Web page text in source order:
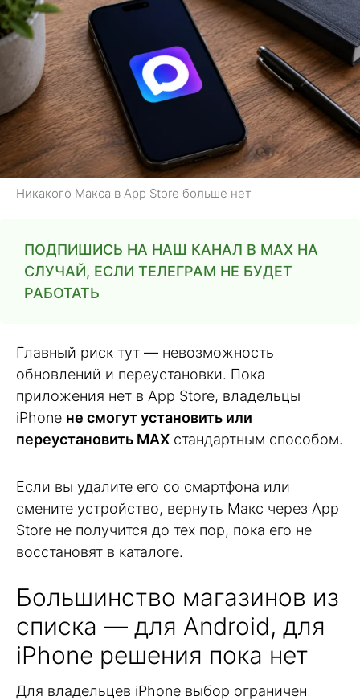
Никакого Макса в App Store больше нет
ПОДПИШИСЬ НА НАШ КАНАЛ В MAX НА
СЛУЧАЙ, ЕСЛИ ТЕЛЕГРАМ НЕ БУДЕТ
РАБОТАТЬ
Главный риск тут — невозможность
обновлений и переустановки. Пока
приложения нет в App Store, владельцы
iPhone не смогут установить или
переустановить MAX стандартным способом.
Если вы удалите его со смартфона или
смените устройство, вернуть Макс через App
Store не получится до тех пор, пока его не
восстановят в каталоге.
Большинство магазинов из
списка — для Android, для
iPhone решения пока нет
Для владельцев iPhone выбор ограничен